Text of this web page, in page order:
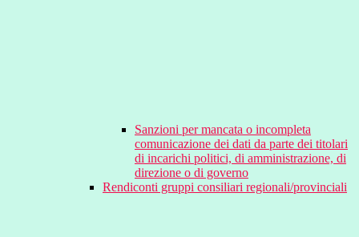
Sanzioni per mancata o incompleta
comunicazione dei dati da parte dei titolari
di incarichi politici, di amministrazione, di
direzione o di governo
Rendiconti gruppi consiliari regionali/provinciali